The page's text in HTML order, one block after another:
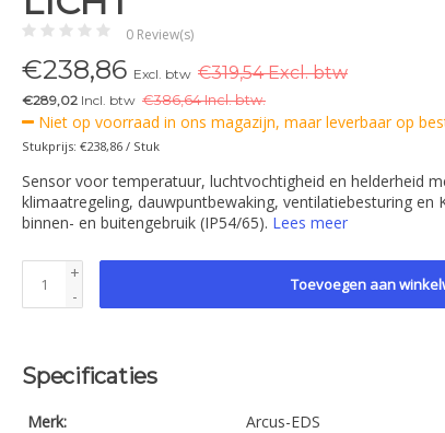
0 Review(s)
€238,86 Excl. btw €319,54 Excl. btw
€289,02 Incl. btw €386,64 Incl. btw.
Niet op voorraad in ons magazijn, maar leverbaar op
Stukprijs: €238,86 / Stuk
Sensor voor temperatuur, luchtvochtigheid en helderheid
klimaatregeling, dauwpuntbewaking, ventilatiebesturing en
binnen- en buitengebruik (IP54/65). Lees meer
+
-
Toevoegen aan
Specificaties
Merk:
Arcus-EDS